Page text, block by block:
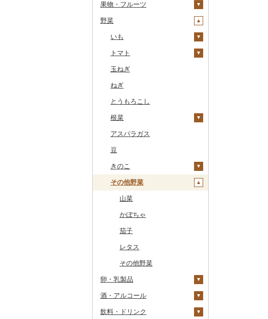
すき焼き
焼肉
牛タン
和牛
黒毛和牛
白老牛
仙台牛
米沢牛
常陸牛
上州牛
飛騨牛
近江牛
神戸牛・神戸ビーフ
但馬牛
土佐あかうし
佐賀牛
長崎和牛
あか牛
ハンバーグ
ローストビーフ
ビーフジャーキー
その他牛肉（加工品）
豚肉（精肉）
すき焼き
しゃぶしゃぶ
焼肉
アグー豚
その他豚肉（精肉）
豚肉（加工品）
ハンバーグ
もつ鍋
ハム
ソーセージ・ウインナ
鶏肉
鶏肉（精肉）
ハム・ソーセージ
唐揚げ
中津からあげ
水炊き
地鶏
その他鶏肉
鹿肉
馬肉
羊肉・ラム肉（ジンギス
ズワイガニ
毛ガニ
かにしゃぶ
その他カニ
エビ
ボタンエビ
伊勢海老
その他エビ
いくら
うに
明太子・たらこ
明太子
たらこ
その他魚卵
数の子
からすみ
キャビア
その他魚卵
貝
帆立（ホタテ）
鮑（アワビ）
牡蠣（カキ）
しじみ
サザエ
はまぐり
その他貝
うなぎ
鮮魚
鮭・サーモン
イワシ
カツオ
金目鯛
クエ
くじら
サバ
さんま
鯛
のどぐろ
ふぐ
イカ・タコ
タコ
海苔・海藻
海苔
わかめ
ひじき
その他海苔・海藻
干物
ししゃも
その他干物
その他魚介・加工品
しらす・ちりめん
かまぼこ・練り製品
その他魚介・加工品
米
無洗米
玄米
金芽米
ゆめぴりか
つや姫
コシヒカリ
はえぬき
あきたこまち
ひとめぼれ
ミルキークィーン
ななつぼし
その他米
雑穀
餅
その他穀物加工品
パン
果物・フルーツ
ぶどう・マスカット
巨峰
ナガノパープル
ピオーネ
デラウェア
シャインマスカット
その他ぶどう・マスカ
いちご
りんご
もも
メロン
さくらんぼ
梨
和梨
マンゴー
みかん・柑橘
みかん
レモン
不知火・デコポン
せとか
文旦
まどんな
ポンカン
その他柑橘
すいか
キウイ
柿（カキ）
ドライフルーツ
干し柿
干し芋
その他ドライフルーツ
その他果物
びわ
ブルーベリー
パイナップル
栗
その他果物
野菜
いも
じゃがいも
さつまいも
その他いも
トマト
フルーツトマト
ミニトマト
その他トマト
玉ねぎ
ねぎ
とうもろこし
根菜
人参
自然薯
レンコン
にんにく・生姜
その他根菜
アスパラガス
豆
きのこ
しいたけ
松茸
その他きのこ
その他野菜
山菜
かぼちゃ
茄子
レタス
その他野菜
卵・乳製品
卵
チーズ
酒・アルコール
ビール・発泡酒
飲料・ドリンク